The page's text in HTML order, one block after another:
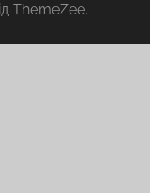
ThemeZee.